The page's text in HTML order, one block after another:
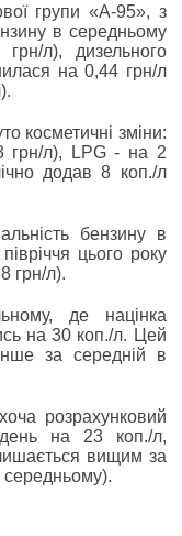
групи «А-95», з
в середньому
л), дизельного
на 0,44 грн/л
косметичні зміни:
грн/л), LPG - на 2
додав 8 коп./л
бензину в
цього року
грн/л).
де націнка
на 30 коп./л. Цей
за середній в
розрахунковий
на 23 коп./л,
вищим за
середньому).